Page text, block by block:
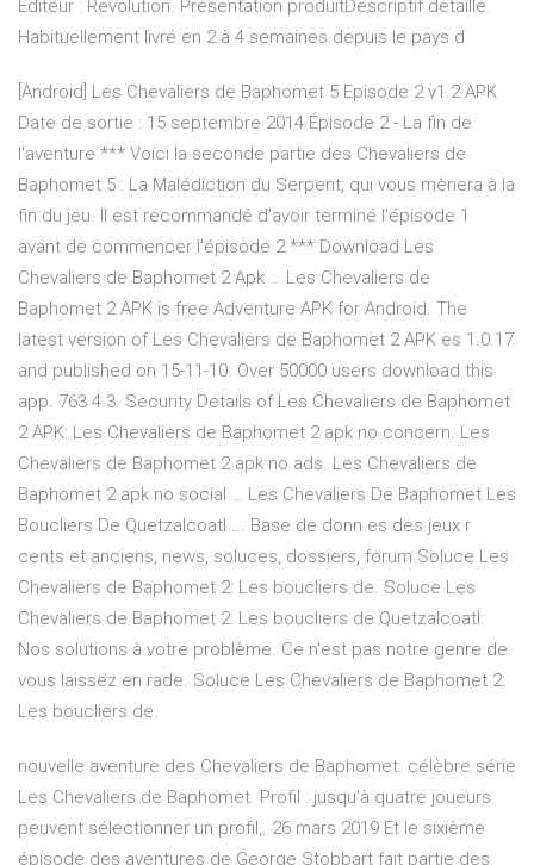
Editeur : Revolution. Présentation produitDescriptif détaillé.
Habituellement livré en 2 à 4 semaines depuis le pays d
[Android] Les Chevaliers de Baphomet 5 Episode 2 v1.2 APK
Date de sortie : 15 septembre 2014 Épisode 2 - La fin de
l'aventure *** Voici la seconde partie des Chevaliers de
Baphomet 5 : La Malédiction du Serpent, qui vous mènera à la
fin du jeu. Il est recommandé d'avoir terminé l'épisode 1
avant de commencer l'épisode 2.*** Download Les
Chevaliers de Baphomet 2 Apk … Les Chevaliers de
Baphomet 2 APK is free Adventure APK for Android. The
latest version of Les Chevaliers de Baphomet 2 APK es 1.0.17
and published on 15-11-10. Over 50000 users download this
app. 763 4.3. Security Details of Les Chevaliers de Baphomet
2 APK: Les Chevaliers de Baphomet 2 apk no concern. Les
Chevaliers de Baphomet 2 apk no ads. Les Chevaliers de
Baphomet 2 apk no social … Les Chevaliers De Baphomet Les
Boucliers De Quetzalcoatl ... Base de donn es des jeux r
cents et anciens, news, soluces, dossiers, forum.Soluce Les
Chevaliers de Baphomet 2: Les boucliers de. Soluce Les
Chevaliers de Baphomet 2: Les boucliers de Quetzalcoatl:
Nos solutions à votre problème. Ce n'est pas notre genre de
vous laissez en rade. Soluce Les Chevaliers de Baphomet 2:
Les boucliers de.
nouvelle aventure des Chevaliers de Baphomet. célèbre série
Les Chevaliers de Baphomet. Profil : jusqu'à quatre joueurs
peuvent sélectionner un profil,. 26 mars 2019 Et le sixième
épisode des aventures de George Stobbart fait partie des